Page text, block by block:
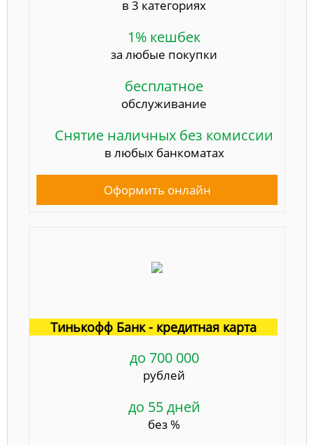
в 3 категориях
1% кешбек
за любые покупки
бесплатное
обслуживание
Снятие наличных без комиссии
в любых банкоматах
Оформить онлайн
Тинькофф Банк - кредитная карта
до 700 000
рублей
до 55 дней
без %